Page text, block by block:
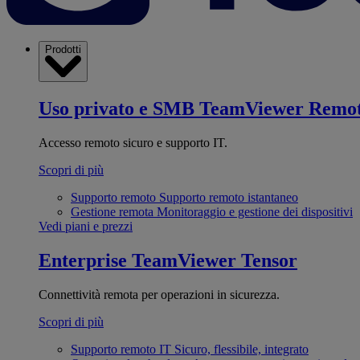
Prodotti
Uso privato e SMB TeamViewer
Accesso remoto sicuro e supporto IT.
Scopri di più
Supporto remoto Supporto remoto istantaneo
Gestione remota Monitoraggio e gestione dei dispositivi
Vedi piani e prezzi
Enterprise TeamViewer Tensor
Connettività remota per operazioni in sicurezza.
Scopri di più
Supporto remoto IT Sicuro, flessibile, integrato